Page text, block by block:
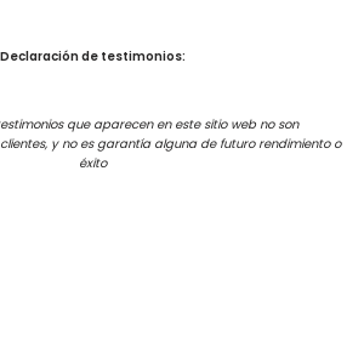
Declaración de testimonios:
que aparecen en este sitio web no son
y no es garantía alguna de futuro rendimiento o
éxito